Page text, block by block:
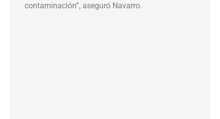
contaminación”, aseguró Navarro.